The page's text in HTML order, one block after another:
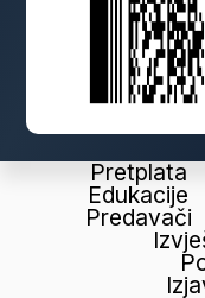
Pretplata
Edukacije
Predavači